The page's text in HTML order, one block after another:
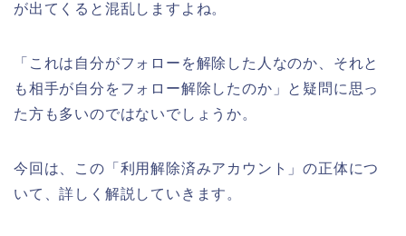
が出てくると混乱しますよね。
「これは自分がフォローを解除した人なのか、それと
も相手が自分をフォロー解除したのか」と疑問に思っ
た方も多いのではないでしょうか。
今回は、この「利用解除済みアカウント」の正体につ
いて、詳しく解説していきます。